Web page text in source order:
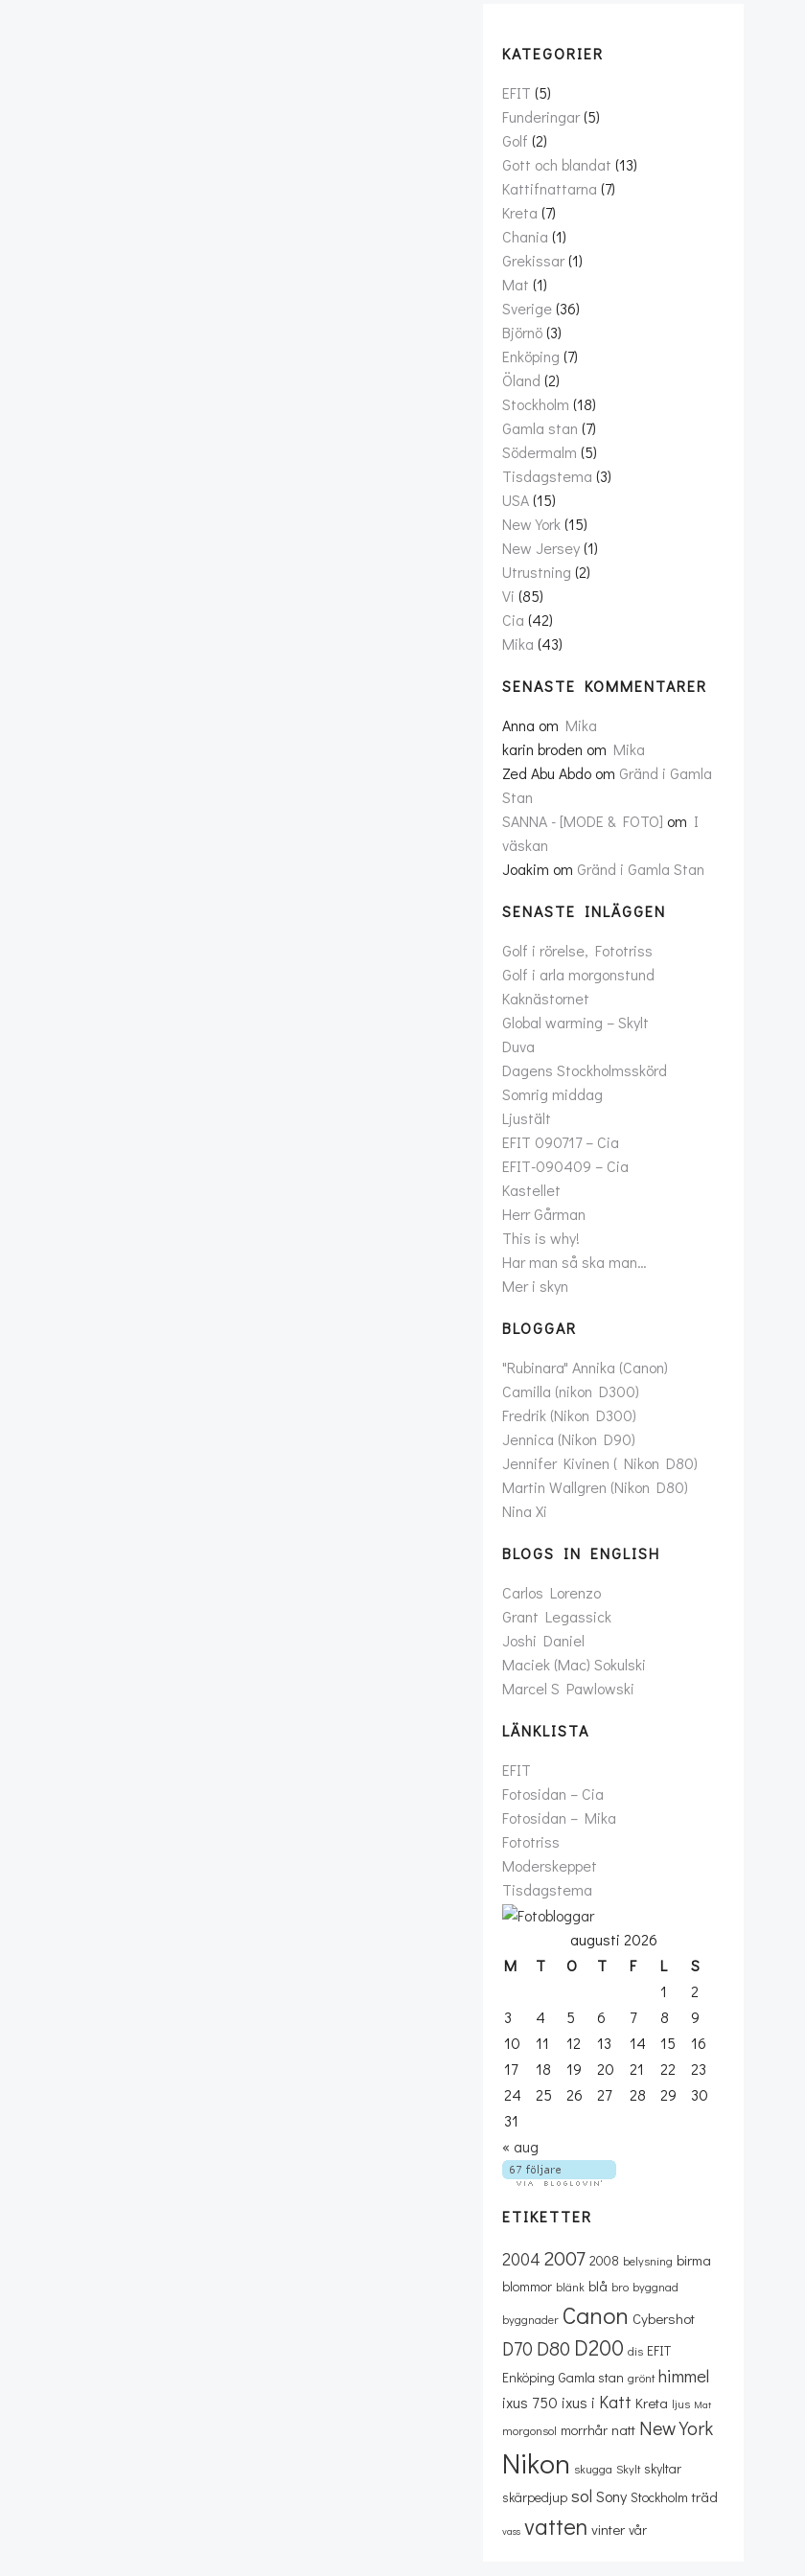
KATEGORIER
EFIT (5)
Funderingar(5)
Golf (2)
Gott och blandat (13)
Kattifnattarna (7)
Kreta (7)
Chania (1)
Grekissar(1)
Mat (1)
Sverige(36)
Björnö(3)
Enköping (7)
Öland (2)
Stockholm (18)
Gamla stan (7)
Södermalm (5)
Tisdagstema (3)
USA(15)
New York(15)
New Jersey(1)
Utrustning (2)
Vi (85)
Cia (42)
Mika (43)
SENASTE KOMMENTARER
Anna om Mika
karin broden om Mika
Zed Abu Abdo om Gränd i Gamla
Stan
SANNA - [MODE & FOTO] om I
väskan
Joakim om Gränd i Gamla Stan
SENASTE INLÄGGEN
Golf i rörelse, Fototriss
Golf i arla morgonstund
Kaknästornet
Global warming – Skylt
Duva
Dagens Stockholmsskörd
Somrig middag
Ljustält
EFIT 090717 – Cia
EFIT-090409 – Cia
Kastellet
Herr Gårman
This is why!
Har man så ska man…
Mer i skyn
BLOGGAR
"Rubinara" Annika (Canon)
Camilla (nikon D300)
Fredrik (Nikon D300)
Jennica (Nikon D90)
Jennifer Kivinen ( Nikon D80)
Martin Wallgren (Nikon D80)
Nina Xi
BLOGS IN ENGLISH
Carlos Lorenzo
Grant Legassick
Joshi Daniel
Maciek (Mac) Sokulski
Marcel S Pawlowski
LÄNKLISTA
EFIT
Fotosidan – Cia
Fotosidan – Mika
Fototriss
Moderskeppet
Tisdagstema
augusti 2026
M
T O T F L
S
1
2
3
4 5 6 7 8
9
10
11 12 13 14 15
16
17
18 19 20 21 22
23
24
25 26 27 28 29
30
31
« aug
ETIKETTER
2004 2007 2008 belysning birma
blommor blänk blå bro byggnad
byggnader Canon Cybershot
D70 D80 D200 dis EFIT
Enköping Gamla stan grönt himmel
ixus 750 ixus i Katt Kreta ljus Mat
morgonsol morrhår natt New York
Nikon skugga Skylt skyltar
skärpedjup sol Sony Stockholm träd
vass vatten vinter vår